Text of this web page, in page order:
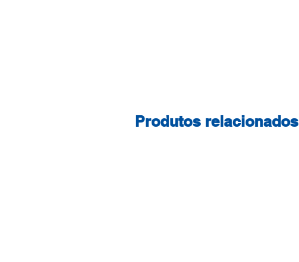
Produtos relacionados